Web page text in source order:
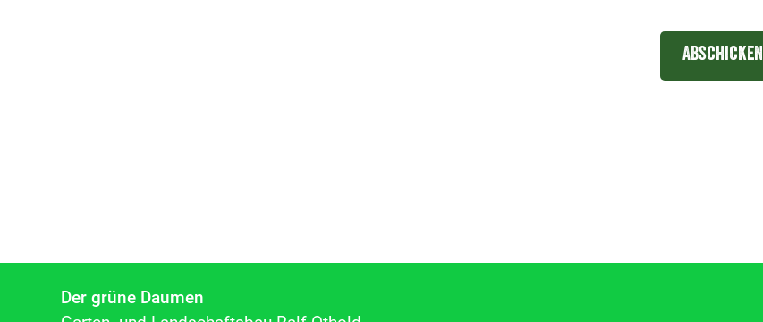
Abschicken
Der grüne Daumen